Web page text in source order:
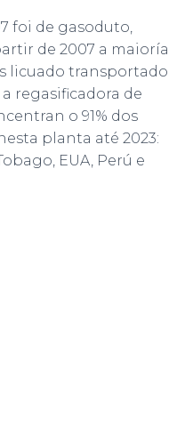
foi de gasoduto,
de 2007 a maioría
licuado transportado
regasificadora de
o 91% dos
planta até 2023:
EUA, Perú e